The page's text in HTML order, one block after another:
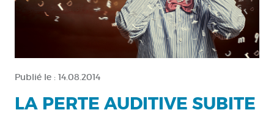
Publié le : 14.08.2014
LA PERTE AUDITIVE SUBITE